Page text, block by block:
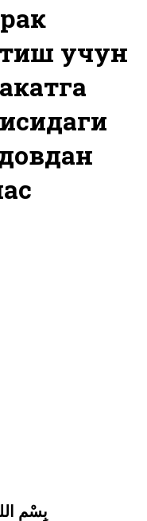
учун
بِسْمِ